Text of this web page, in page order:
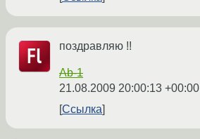
поздравляю !!
Ab-1
21.08.2009 20:00:13 +00:00
Ссылка